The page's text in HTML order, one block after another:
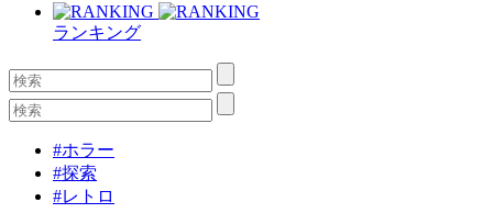
ランキング
#ホラー
#探索
#レトロ